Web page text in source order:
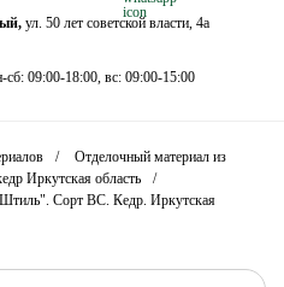
ул. 50 лет советской власти, 4а
сб: 09:00-18:00, вс: 09:00-15:00
Отделочный материал из
Иркутская область
Сорт ВС. Кедр. Иркутская